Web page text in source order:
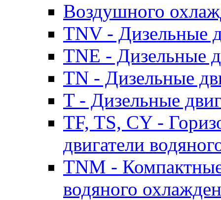
Воздушного
TNV - Дизельные
TNE - Дизельные
TN - Дизельные
T - Дизельные
TF, TS, CY -
двигатели
TNM -
водяного